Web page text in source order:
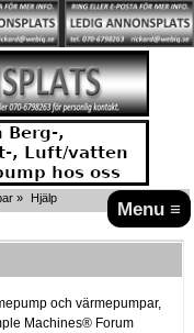
Menu ≡
» Hjälp
och värmepumpar,
Machines® Forum